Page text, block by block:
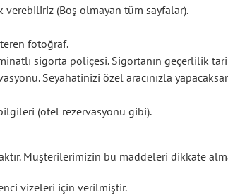
verebiliriz (Boş olmayan tüm sayfalar).
fotoğraf.
sigorta poliçesi. Sigortanın geçerlilik
Seyahatinizi özel aracınızla
(otel rezervasyonu gibi).
Müşterilerimizin bu maddeleri dikkate
vizeleri için verilmiştir.